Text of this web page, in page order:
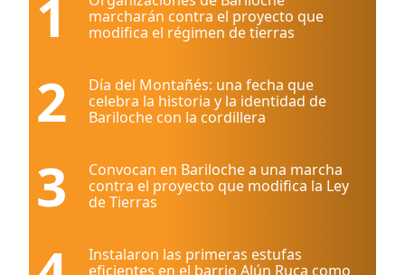
1
marcharán contra el proyecto que
modifica el régimen de tierras
2
Día del Montañés: una fecha que
celebra la historia y la identidad de
Bariloche con la cordillera
3
Convocan en Bariloche a una marcha
contra el proyecto que modifica la Ley
de Tierras
Instalaron las primeras estufas
eficientes en el barrio Alún Ruca como